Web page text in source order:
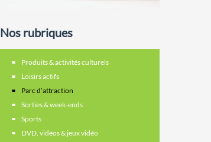
Nos rubriques
Produits & activités culturels
Loisirs actifs
Parc d’attraction
Sorties & week-ends
Sports
DVD, vidéos & jeux vidéo